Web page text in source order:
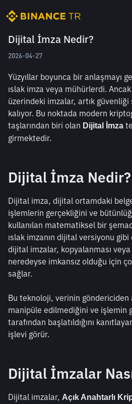
Dijital İmza Nedir?
2026-04-27
Yüzyıllar boyunca bir anlaşmayı
ıslak imza veya mühürlerdi.
üzerindeki imzalar, artık
kalıyor. Bu noktada modern
taşlarından biri olan Dijital İmza
girmektedir.
Dijital İmza Nedir?
Dijital imza, dijital ortamdaki
işlemlerin gerçekliğini ve
kullanılan matematiksel bir
ıslak imzanın dijital versiyonu
dijital imzalar, kopyalanması
neredeyse imkansız olduğu için
sağlar.
Bu teknoloji, verinin göndericiden
manipüle edilmediğini ve işlemin
tarafından başlatıldığını
işlevi görür.
Dijital İmzalar
Dijital imzalar, Açık Anahtarlı